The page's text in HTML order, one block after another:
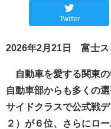
Twitter
2026年2月21日 富士ス
自動車を愛する関東
自動車部からも多くの
サイドクラスで公式戦
２）が６位、さらにロ